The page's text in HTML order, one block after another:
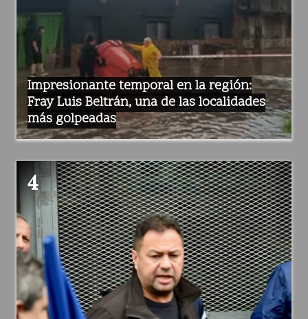
Impresionante temporal en la región:
Fray Luis Beltrán, una de las localidades
más golpeadas